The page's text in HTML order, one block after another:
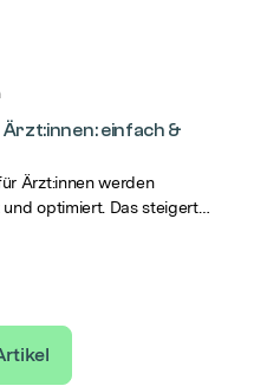
einfach &
Ärzt:innen werden
optimiert. Das steigert